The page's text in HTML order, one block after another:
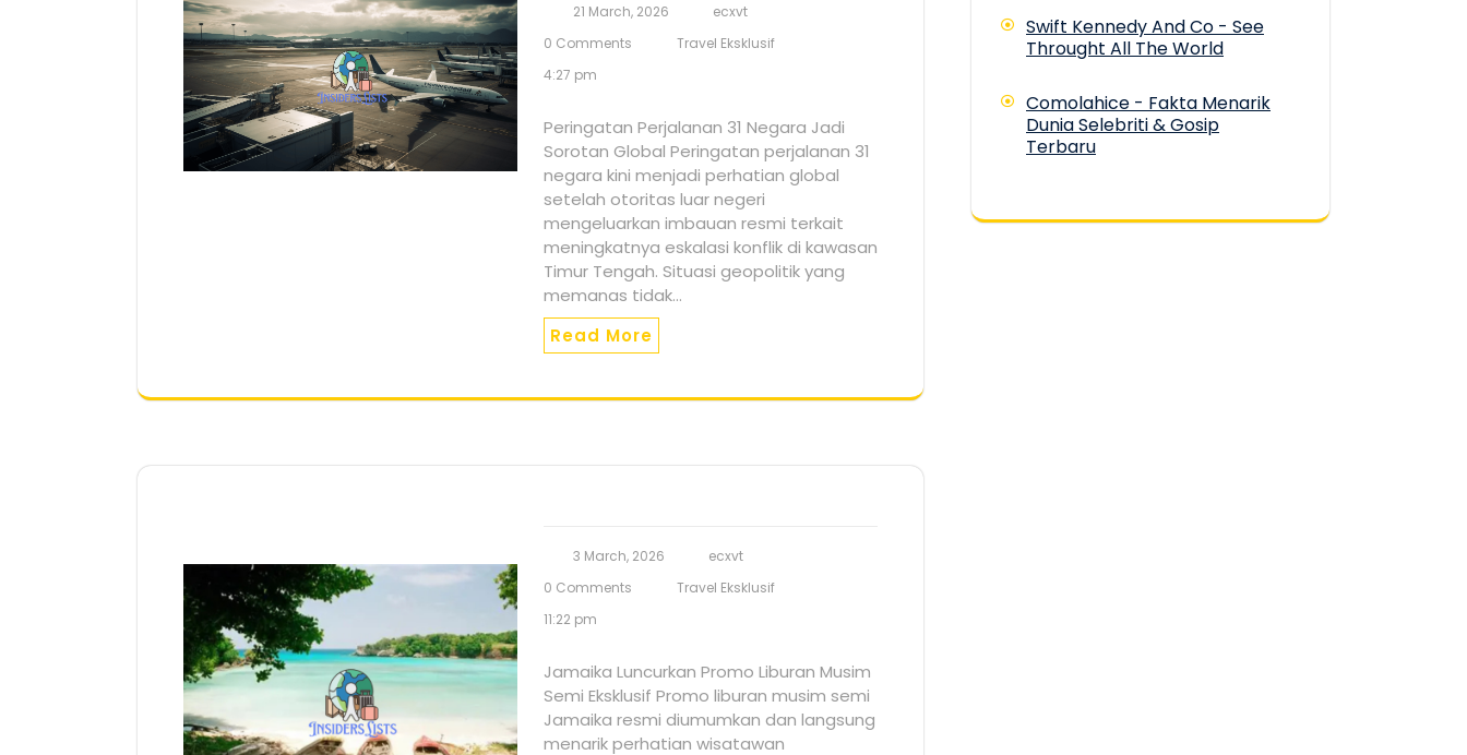
21 March, 2026
ecxvt
0 Comments
Travel Eksklusif
4:27 pm
Peringatan Perjalanan 31 Negara Jadi
Sorotan Global Peringatan perjalanan 31
negara kini menjadi perhatian global
setelah otoritas luar negeri
mengeluarkan imbauan resmi terkait
meningkatnya eskalasi konflik di kawasan
Timur Tengah. Situasi geopolitik yang
memanas tidak…
Read More
3 March, 2026
ecxvt
0 Comments
Travel Eksklusif
11:22 pm
Jamaika Luncurkan Promo Liburan Musim
Semi Eksklusif Promo liburan musim semi
Jamaika resmi diumumkan dan langsung
menarik perhatian wisatawan
Swift Kennedy And Co - See
Throught All The World
Comolahice - Fakta Menarik
Dunia Selebriti & Gosip
Terbaru